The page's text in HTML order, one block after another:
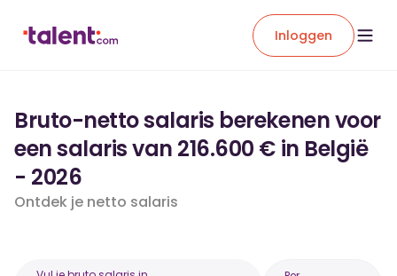
Inloggen
Bruto-netto salaris berekenen voor
een salaris van 216.600 € in België
- 2026
Ontdek je netto salaris